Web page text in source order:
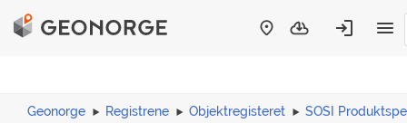
Geonorge Registrene Objektregisteret SOSI